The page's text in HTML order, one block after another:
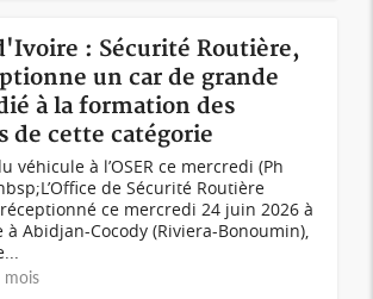
: Sécurité Routière,
un car de grande
à la formation des
de cette catégorie
véhicule à l’OSER ce mercredi (Ph
de Sécurité Routière
réceptionné ce mercredi 24 juin 2026 à
à Abidjan-Cocody (Riviera-Bonoumin),
mois